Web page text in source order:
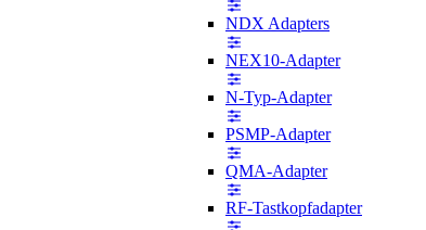
NDX Adapters
NEX10-Adapter
N-Typ-Adapter
PSMP-Adapter
QMA-Adapter
RF-Tastkopfadapter